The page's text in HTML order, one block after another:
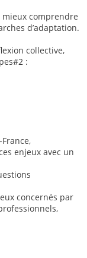
comprendre
d’adaptation.
collective,
:
enjeux avec un
concernés par